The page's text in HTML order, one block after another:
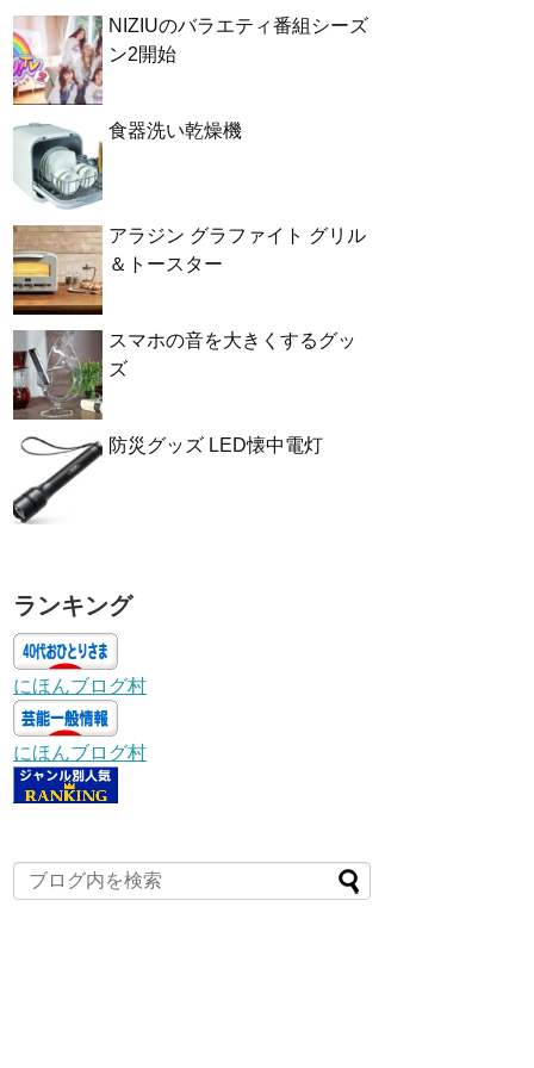
NIZIUのバラエティ番組シーズ
ン2開始
食器洗い乾燥機
アラジン グラファイト グリル
＆トースター
スマホの音を大きくするグッ
ズ
防災グッズ LED懐中電灯
ランキング
にほんブログ村
にほんブログ村